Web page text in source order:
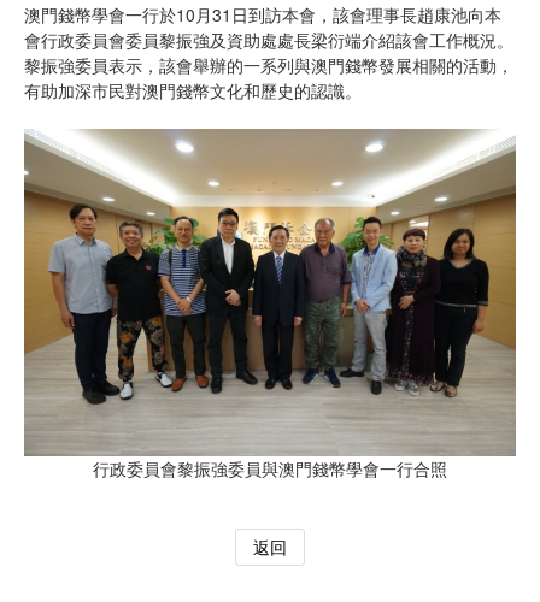
澳門錢幣學會一行於10月31日到訪本會，該會理事長趙康池向本
會行政委員會委員黎振強及資助處處長梁衍端介紹該會工作概況。
黎振強委員表示，該會舉辦的一系列與澳門錢幣發展相關的活動，
有助加深市民對澳門錢幣文化和歷史的認識。
行政委員會黎振強委員與澳門錢幣學會一行合照
返回